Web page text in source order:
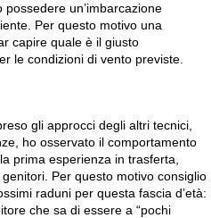
possedere un’imbarcazione
Per questo motivo una
capire quale è il giusto
le condizioni di vento previste.
gli approcci degli altri tecnici,
ho osservato il comportamento
prima esperienza in trasferta,
Per questo motivo consiglio
raduni per questa fascia d’età:
che sa di essere a “pochi